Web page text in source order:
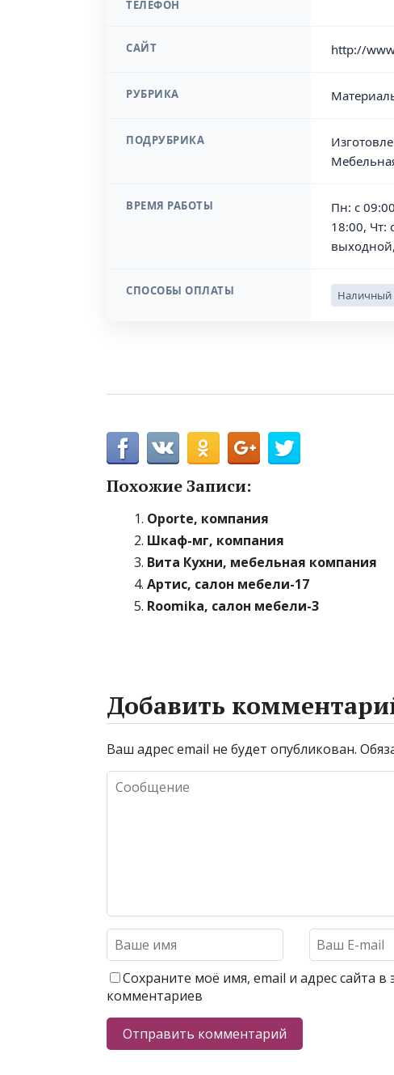
ТЕЛЕФОН
САЙТ http://
РУБРИКА
ПОДРУБРИКА
ВРЕМЯ РАБОТЫ
Пн: с
18:00, Чт:
СПОСОБЫ ОПЛАТЫ Наличный
Похожие Записи:
Oporte, компания
Шкаф-мг, компания
Вита Кухни, мебельная компания
Артис, салон мебели-17
Roomika, салон мебели-3
Добавить
Ваш адрес email не будет опубликован.
Сохраните моё имя, email и адрес сайта
комментариев